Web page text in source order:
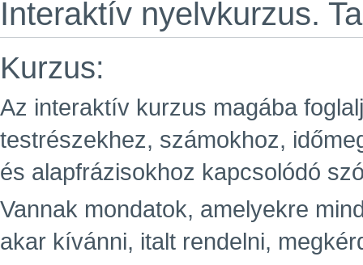
Interaktív nyelvkurzus.
Kurzus:
Az interaktív kurzus magába
testrészekhez, számokhoz,
és alapfrázisokhoz kapcsolódó
Vannak mondatok, amelyekre
akar kívánni, italt rendelni,